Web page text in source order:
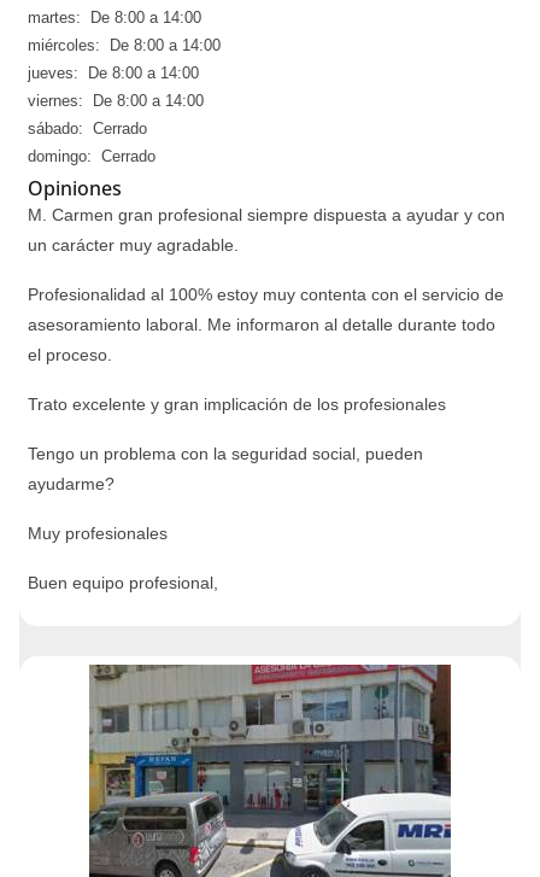
martes: De 8:00 a 14:00
miércoles: De 8:00 a 14:00
jueves: De 8:00 a 14:00
viernes: De 8:00 a 14:00
sábado: Cerrado
domingo: Cerrado
Opiniones
M. Carmen gran profesional siempre dispuesta a ayudar y con
un carácter muy agradable.
Profesionalidad al 100% estoy muy contenta con el servicio de
asesoramiento laboral. Me informaron al detalle durante todo
el proceso.
Trato excelente y gran implicación de los profesionales
Tengo un problema con la seguridad social, pueden
ayudarme?
Muy profesionales
Buen equipo profesional,